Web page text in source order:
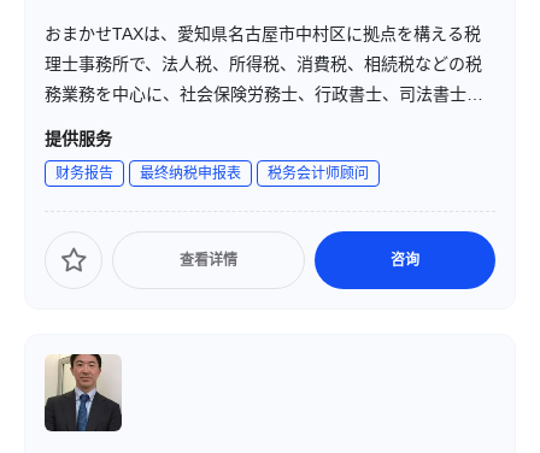
おまかせTAXは、愛知県名古屋市中村区に拠点を構える税
理士事務所で、法人税、所得税、消費税、相続税などの税
務業務を中心に、社会保険労務士、行政書士、司法書士、
弁護士、不動産鑑定士との強力なネットワークを活かし、
の桧垣昌幸氏は、若手税理士として、今の時代に合ったサ
ービスを提供しています。
提供服务
财务报告 最终纳税申报表 税务会计师顾问
查看详情 咨询